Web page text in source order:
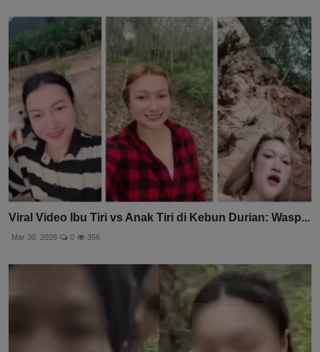
Viral Video Ibu Tiri vs Anak Tiri di Kebun Durian: Wasp...
Mar 30, 2026 0 356